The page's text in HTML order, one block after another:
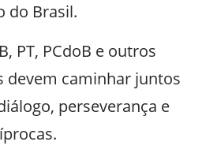
do Brasil.
PT, PCdoB e outros
devem caminhar juntos
perseverança e